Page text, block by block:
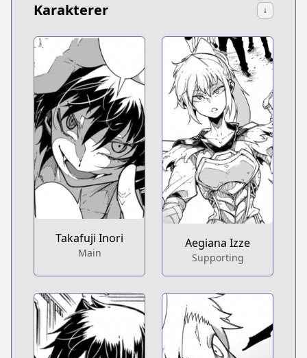
Karakterer ↓
Takafuji Inori
Main
Aegiana Izze
Supporting